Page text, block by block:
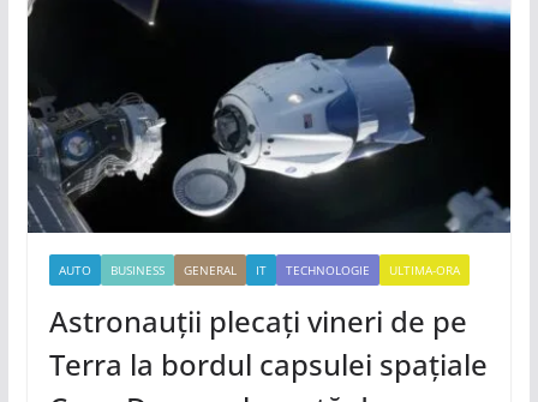
AUTO BUSINESS GENERAL IT TECHNOLOGIE ULTIMA-ORA
Astronauții plecați vineri de pe
Terra la bordul capsulei spațiale